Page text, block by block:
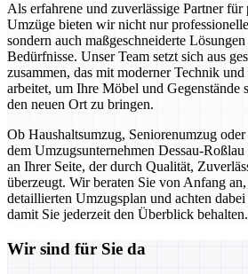
Als erfahrene und zuverlässige Partner
Umzüge bieten wir nicht nur
sondern auch maßgeschneiderte
Bedürfnisse. Unser Team setzt sich aus
zusammen, das mit moderner Technik
arbeitet, um Ihre Möbel und Gegenstände
den neuen Ort zu bringen.
Ob Haushaltsumzug, Seniorenumzug
dem Umzugsunternehmen Dessau-
an Ihrer Seite, der durch Qualität,
überzeugt. Wir beraten Sie von Anfang
detaillierten Umzugsplan und achten
damit Sie jederzeit den Überblick behalten.
Wir sind für Sie da